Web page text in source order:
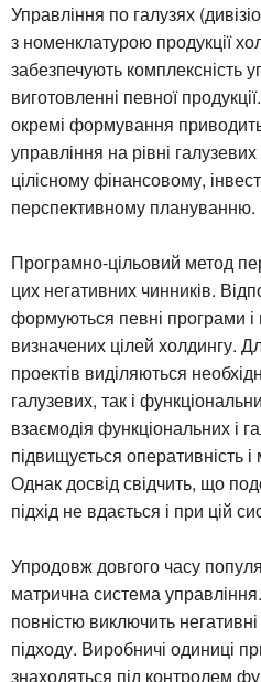
Управління по галузях
з номенклатурою продукції
забезпечують комплексність
виготовленні певної
окремі формування
управління на рівні
цілісному фінансовому,
перспективному плануванню.
Програмно-цільовий метод
цих негативних чинників.
формуються певні програми
визначених цілей холдингу.
проектів виділяються
галузевих, так і
взаємодія функціональних і
підвищується оперативність і
Однак досвід свідчить, що
підхід не вдається і при цій
Упродовж довгого часу
матрична система
повністю виключить
підходу. Виробничі одиниці
знаходяться під контролем